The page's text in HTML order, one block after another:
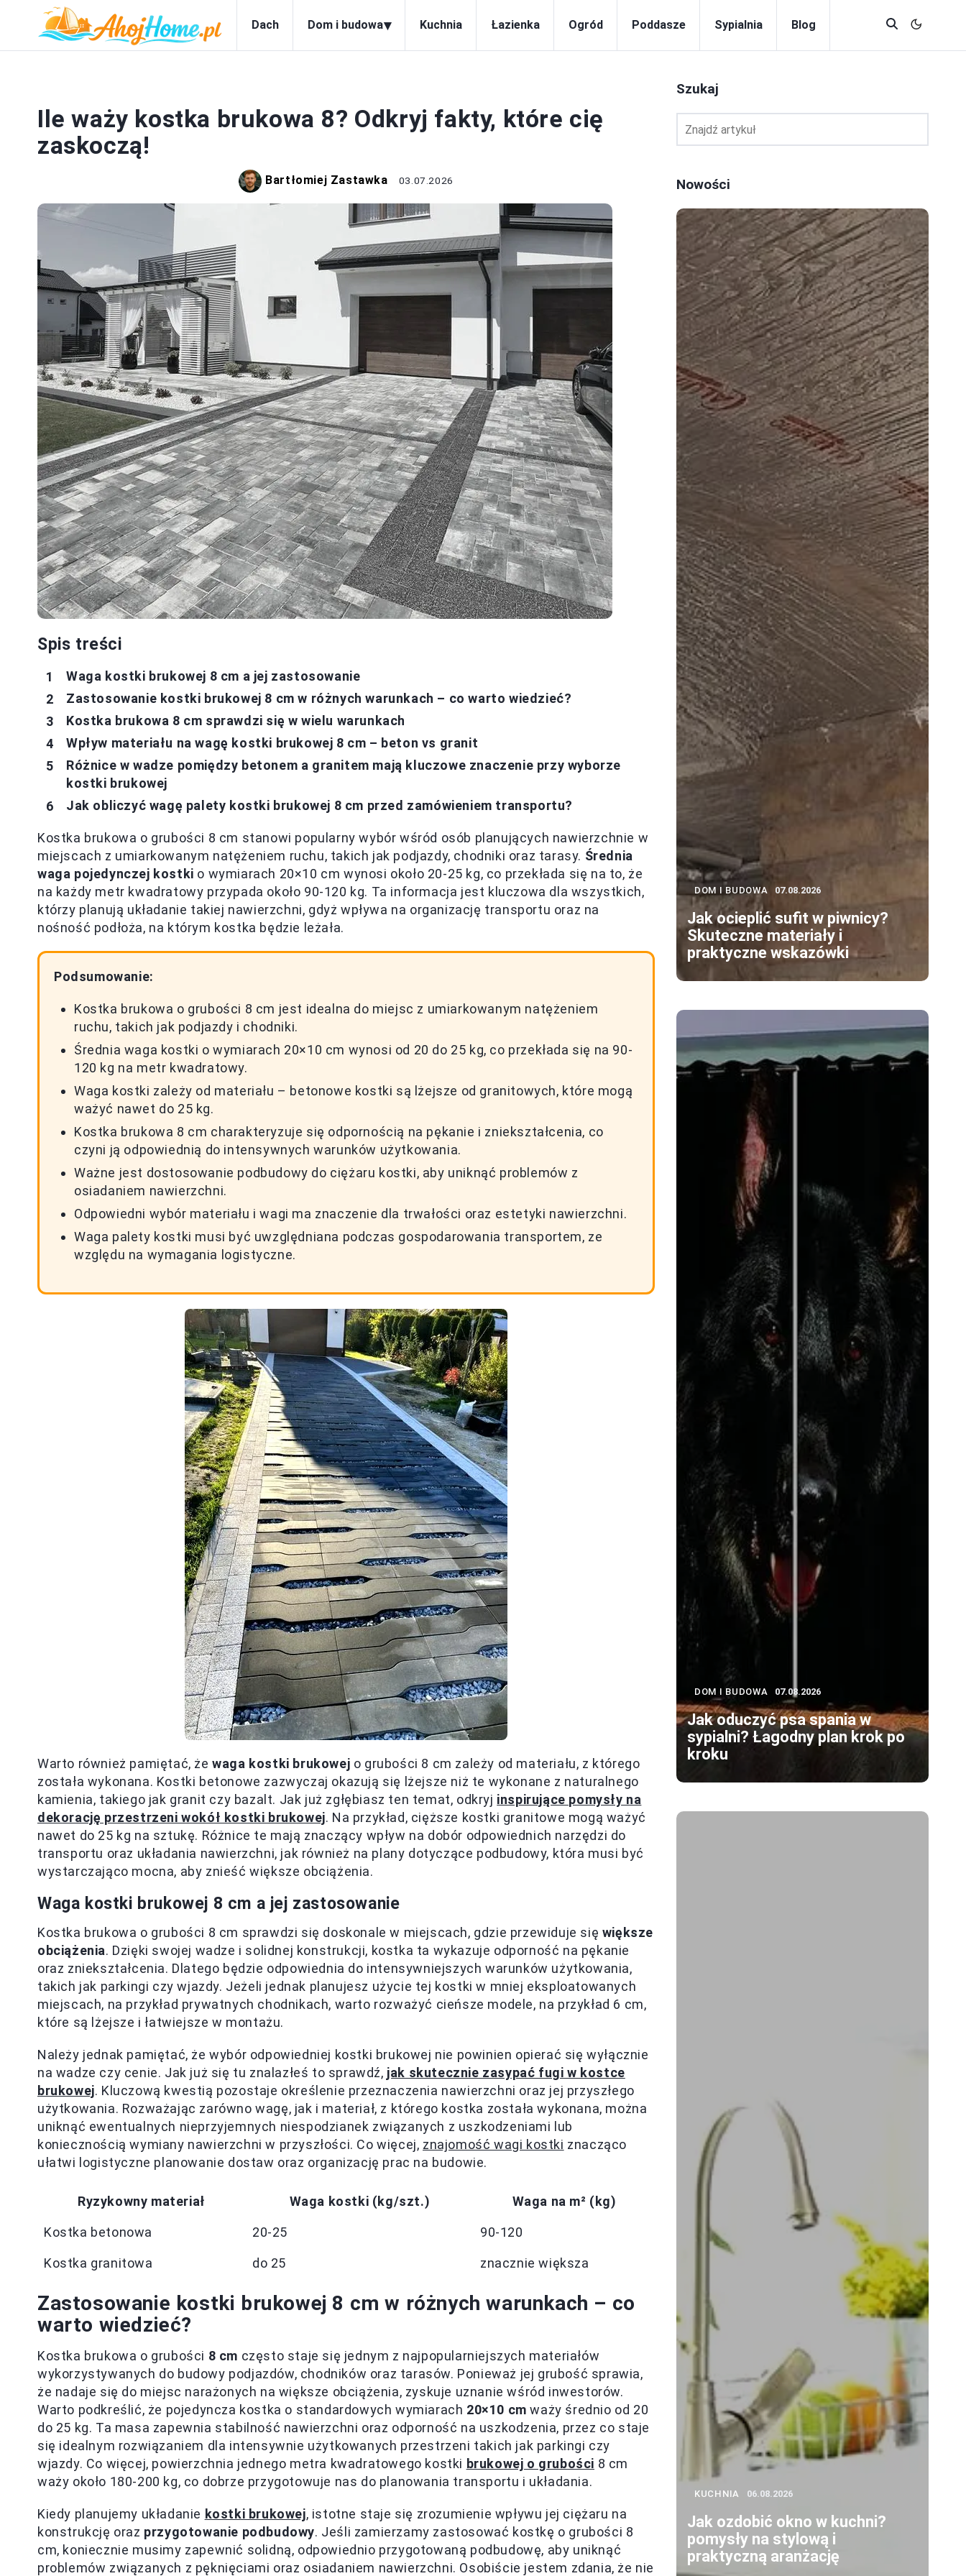
Dach Dom i budowa▾ Kuchnia Łazienka Ogród Poddasze Sypialnia Blog
Ile waży kostka brukowa 8? Odkryj fakty, które cię
zaskoczą!
Bartłomiej Zastawka 03.07.2026
Spis treści
Waga kostki brukowej 8 cm a jej zastosowanie
Zastosowanie kostki brukowej 8 cm w różnych warunkach – co warto wiedzieć?
Kostka brukowa 8 cm sprawdzi się w wielu warunkach
Wpływ materiału na wagę kostki brukowej 8 cm – beton vs granit
Różnice w wadze pomiędzy betonem a granitem mają kluczowe znaczenie przy wyborze
kostki brukowej
Jak obliczyć wagę palety kostki brukowej 8 cm przed zamówieniem transportu?
Kostka brukowa o grubości 8 cm stanowi popularny wybór wśród osób planujących nawierzchnie w
miejscach z umiarkowanym natężeniem ruchu, takich jak podjazdy, chodniki oraz tarasy. Średnia
waga pojedynczej kostki o wymiarach 20×10 cm wynosi około 20-25 kg, co przekłada się na to, że
na każdy metr kwadratowy przypada około 90-120 kg. Ta informacja jest kluczowa dla wszystkich,
którzy planują układanie takiej nawierzchni, gdyż wpływa na organizację transportu oraz na
nośność podłoża, na którym kostka będzie leżała.
Podsumowanie:
Kostka brukowa o grubości 8 cm jest idealna do miejsc z umiarkowanym natężeniem
ruchu, takich jak podjazdy i chodniki.
Średnia waga kostki o wymiarach 20×10 cm wynosi od 20 do 25 kg, co przekłada się na 90-
120 kg na metr kwadratowy.
Waga kostki zależy od materiału – betonowe kostki są lżejsze od granitowych, które mogą
ważyć nawet do 25 kg.
Kostka brukowa 8 cm charakteryzuje się odpornością na pękanie i zniekształcenia, co
czyni ją odpowiednią do intensywnych warunków użytkowania.
Ważne jest dostosowanie podbudowy do ciężaru kostki, aby uniknąć problemów z
osiadaniem nawierzchni.
Odpowiedni wybór materiału i wagi ma znaczenie dla trwałości oraz estetyki nawierzchni.
Waga palety kostki musi być uwzględniana podczas gospodarowania transportem, ze
względu na wymagania logistyczne.
Warto również pamiętać, żewaga kostki brukowej o grubości 8 cm zależy od materiału, z którego
została wykonana. Kostki betonowe zazwyczaj okazują się lżejsze niż te wykonane z naturalnego
kamienia, takiego jak granit czy bazalt. Jak już zgłębiasz ten temat, odkryj inspirujące pomysły na
dekorację przestrzeni wokół kostki brukowej. Na przykład, cięższe kostki granitowe mogą ważyć
nawet do 25 kg na sztukę. Różnice te mają znaczący wpływ na dobór odpowiednich narzędzi do
transportu oraz układania nawierzchni, jak również na plany dotyczące podbudowy, która musi być
wystarczająco mocna, aby znieść większe obciążenia.
Waga kostki brukowej 8 cm a jej zastosowanie
Kostka brukowa o grubości 8 cm sprawdzi się doskonale w miejscach, gdzie przewiduje się większe
obciążenia. Dzięki swojej wadze i solidnej konstrukcji, kostka ta wykazuje odporność na pękanie
oraz zniekształcenia. Dlatego będzie odpowiednia do intensywniejszych warunków użytkowania,
takich jak parkingi czy wjazdy. Jeżeli jednak planujesz użycie tej kostki w mniej eksploatowanych
miejscach, na przykład prywatnych chodnikach, warto rozważyć cieńsze modele, na przykład 6 cm,
które są lżejsze i łatwiejsze w montażu.
Należy jednak pamiętać, że wybór odpowiedniej kostki brukowej nie powinien opierać się wyłącznie
na wadze czy cenie. Jak już się tu znalazłeś to sprawdź, jak skutecznie zasypać fugi w kostce
brukowej. Kluczową kwestią pozostaje określenie przeznaczenia nawierzchni oraz jej przyszłego
użytkowania. Rozważając zarówno wagę, jak i materiał, z którego kostka została wykonana, można
uniknąć ewentualnych nieprzyjemnych niespodzianek związanych z uszkodzeniami lub
koniecznością wymiany nawierzchni w przyszłości. Co więcej, znajomość wagi kostki znacząco
ułatwi logistyczne planowanie dostaw oraz organizację prac na budowie.
Ryzykowny materiał Waga kostki (kg/szt.) Waga na m² (kg)
Kostka betonowa 20-25 90-120
Kostka granitowa do 25 znacznie większa
Zastosowanie kostki brukowej 8 cm w różnych warunkach – co
warto wiedzieć?
Kostka brukowa o grubości 8 cm często staje się jednym z najpopularniejszych materiałów
wykorzystywanych do budowy podjazdów, chodników oraz tarasów. Ponieważ jej grubość sprawia,
że nadaje się do miejsc narażonych na większe obciążenia, zyskuje uznanie wśród inwestorów.
Warto podkreślić, że pojedyncza kostka o standardowych wymiarach 20×10 cm waży średnio od 20
do 25 kg. Ta masa zapewnia stabilność nawierzchni oraz odporność na uszkodzenia, przez co staje
się idealnym rozwiązaniem dla intensywnie użytkowanych przestrzeni takich jak parkingi czy
wjazdy. Co więcej, powierzchnia jednego metra kwadratowego kostki brukowej o grubości 8 cm
waży około 180-200 kg, co dobrze przygotowuje nas do planowania transportu i układania.
Kiedy planujemy układanie kostki brukowej, istotne staje się zrozumienie wpływu jej ciężaru na
konstrukcję oraz przygotowanie podbudowy. Jeśli zamierzamy zastosować kostkę o grubości 8
cm, koniecznie musimy zapewnić solidną, odpowiednio przygotowaną podbudowę, aby uniknąć
problemów związanych z pęknięciami oraz osiadaniem nawierzchni. Osobiście jestem zdania, że nie
Szukaj
Nowości
DOM I BUDOWA 07.08.2026
Jak ocieplić sufit w piwnicy?
Skuteczne materiały i
praktyczne wskazówki
DOM I BUDOWA 07.08.2026
Jak oduczyć psa spania w
sypialni? Łagodny plan krok po
kroku
KUCHNIA 06.08.2026
Jak ozdobić okno w kuchni?
pomysły na stylową i
praktyczną aranżację